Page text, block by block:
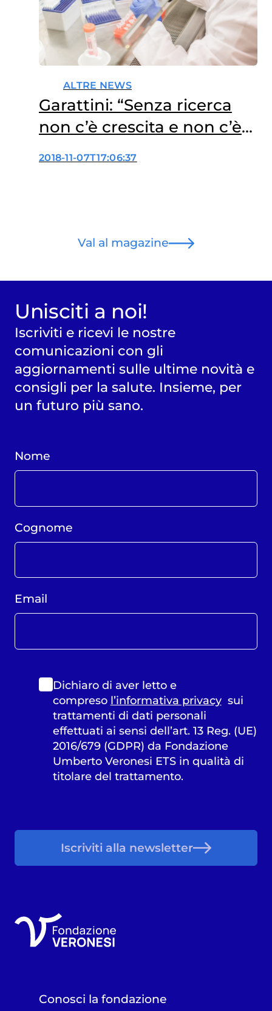
ALTRE NEWS
Garattini: “Senza ricerca
non c’è crescita e non c’è
equità”
2018-11-07T17:06:37
Val al magazine
Unisciti a noi!
Iscriviti e ricevi le nostre
comunicazioni con gli
aggiornamenti sulle ultime novità e
consigli per la salute. Insieme, per
un futuro più sano.
Nome
Cognome
Email
Dichiaro di aver letto e
compreso l’informativa privacysui
trattamenti di dati personali
effettuati ai sensi dell’art. 13 Reg. (UE)
2016/679 (GDPR) da Fondazione
Umberto Veronesi ETS in qualità di
titolare del trattamento.
Iscriviti alla newsletter
Conosci la fondazione